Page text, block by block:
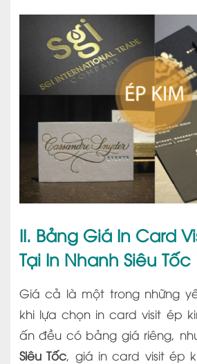
II. Bảng Giá In Card
Tại In Nhanh Siêu Tốc
Giá cả là một trong những
khi lựa chọn in card visit ép
ấn đều có bảng giá riêng,
Siêu Tốc, giá in card visit ép